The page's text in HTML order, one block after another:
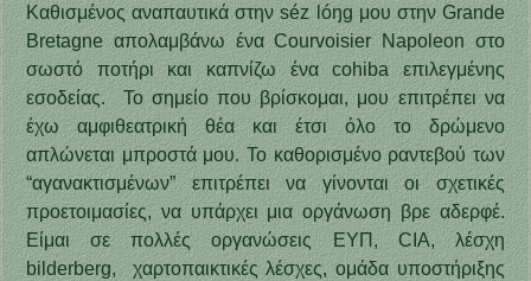
Καθισμένος αναπαυτικά στην séz lóŋg μου στην Grande
Bretagne απολαμβάνω ένα Courvoisier Napoleon στο
σωστό ποτήρι και καπνίζω ένα cohiba επιλεγμένης
εσοδείας. Το σημείο που βρίσκομαι, μου επιτρέπει να
έχω αμφιθεατρική θέα και έτσι όλο το δρώμενο
απλώνεται μπροστά μου. Το καθορισμένο ραντεβού των
“αγανακτισμένων” επιτρέπει να γίνονται οι σχετικές
προετοιμασίες, να υπάρχει μια οργάνωση βρε αδερφέ.
Είμαι σε πολλές οργανώσεις ΕΥΠ, CIA, λέσχη
bilderberg, χαρτοπαικτικές λέσχες, ομάδα υποστήριξης